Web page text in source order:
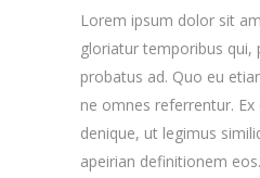
Lorem ipsum dolor sit
gloriatur temporibus qui,
probatus ad. Quo eu
ne omnes referrentur.
denique, ut legimus
apeirian definitionem